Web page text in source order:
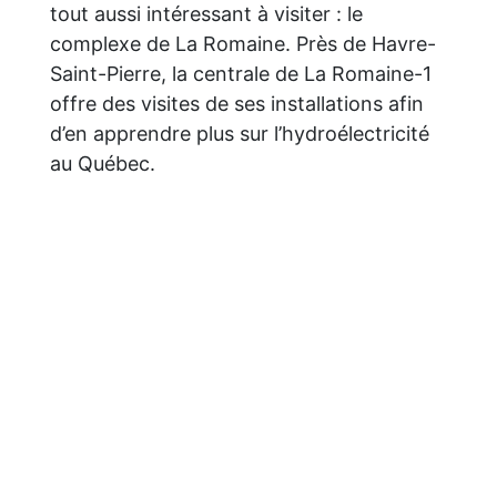
tout aussi intéressant à visiter : le
complexe de La Romaine. Près de Havre-
Saint-Pierre, la centrale de La Romaine-1
offre des visites de ses installations afin
d’en apprendre plus sur l’hydroélectricité
au Québec.